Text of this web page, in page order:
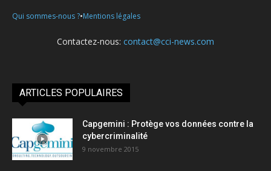
Qui sommes-nous ?•Mentions légales
Contactez-nous: contact@cci-news.com
ARTICLES POPULAIRES
Capgemini : Protège vos données contre la
cybercriminalité
9 novembre 2015